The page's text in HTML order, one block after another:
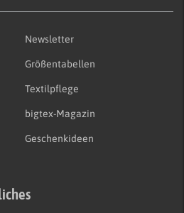
Newsletter
Größentabellen
Textilpflege
bigtex-Magazin
Geschenkideen